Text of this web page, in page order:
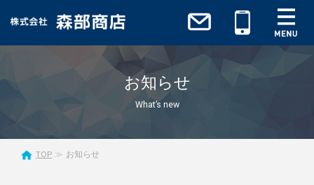
お知らせ
What’s new
TOP お知らせ